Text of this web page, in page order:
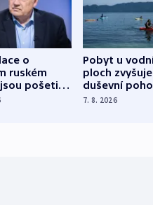
o
ruském
pošetilé,
Pobyt u
ploch zvyšuje
duševní
ukázala
7. 8. 2026